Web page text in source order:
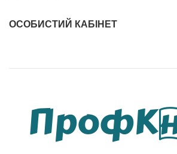
ОСОБИСТИЙ КАБІНЕТ